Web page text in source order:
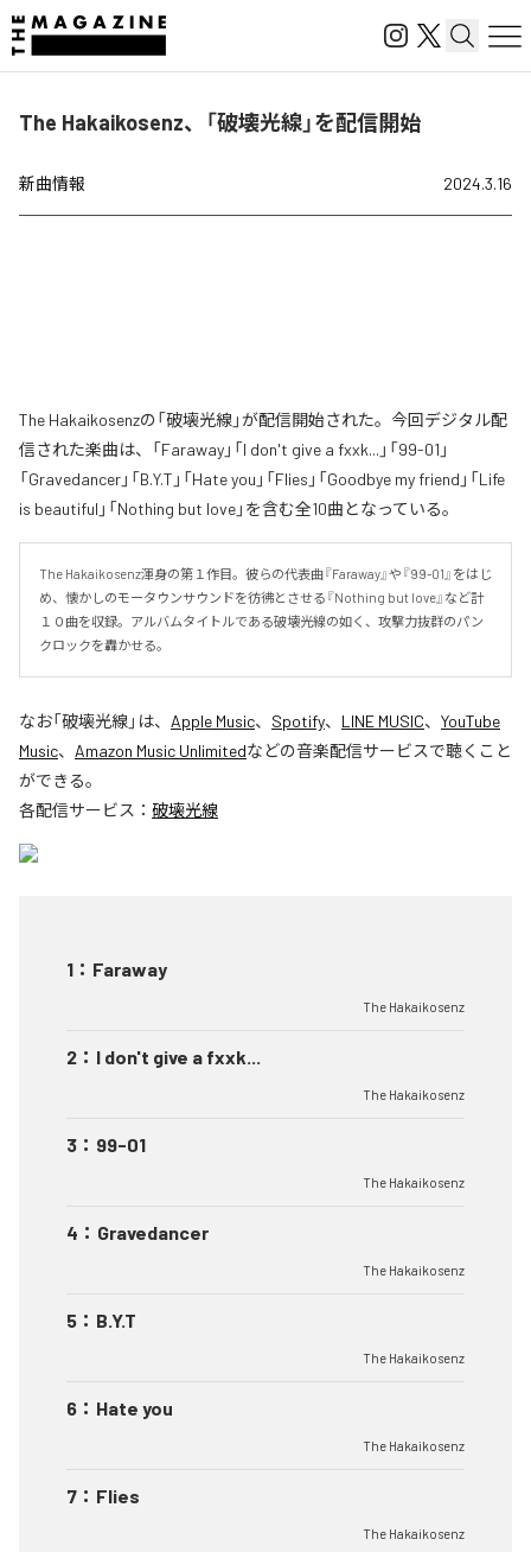
The Hakaikosenz、「破壊光線」を配信開始
新曲情報 2024.3.16
The Hakaikosenzの「破壊光線」が配信開始された。今回デジタル配
信された楽曲は、「Faraway」「I don't give a fxxk...」「99-01」
「Gravedancer」「B.Y.T」「Hate you」「Flies」「Goodbye my friend」「Life
is beautiful」「Nothing but love」を含む全10曲となっている。
The Hakaikosenz渾身の第１作目。彼らの代表曲『Faraway』や『99-01』をはじ
め、懐かしのモータウンサウンドを彷彿とさせる『Nothing but love』など計
１０曲を収録。アルバムタイトルである破壊光線の如く、攻撃力抜群のパン
クロックを轟かせる。
なお「破壊光線」は、 Apple Music、 Spotify、 LINE MUSIC、 YouTube
Music、 Amazon Music Unlimitedなどの音楽配信サービスで聴くこと
ができる。
各配信サービス： 破壊光線
1 ： Faraway
The Hakaikosenz
2 ： I don't give a fxxk...
The Hakaikosenz
3 ： 99-01
The Hakaikosenz
4 ： Gravedancer
The Hakaikosenz
5 ： B.Y.T
The Hakaikosenz
6 ： Hate you
The Hakaikosenz
7 ： Flies
The Hakaikosenz